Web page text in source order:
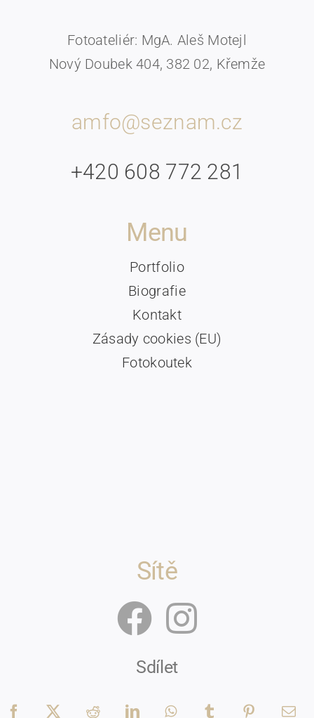
Fotoateliér: MgA. Aleš Motejl
Nový Doubek 404, 382 02, Křemže
amfo@seznam.cz
+420 608 772 281
Menu
Portfolio
Biografie
Kontakt
Zásady cookies (EU)
Fotokoutek
Sítě
Sdílet